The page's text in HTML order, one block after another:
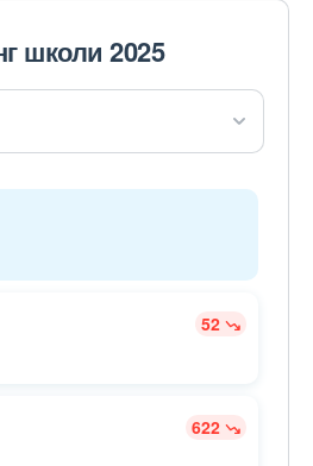
школи 2025
52
622